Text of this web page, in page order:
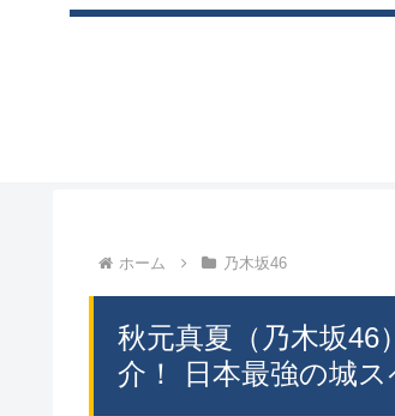
ホーム 乃木坂46
秋元真夏（乃木坂46
介！ 日本最強の城